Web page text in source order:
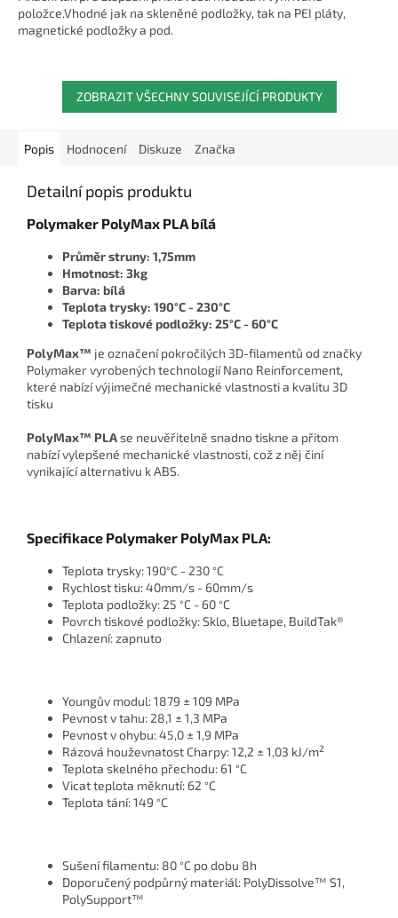
hvězdiček.
položce.Vhodné jak na skleněné podložky, tak na PEI pláty,
magnetické podložky a pod.
ZOBRAZIT VŠECHNY SOUVISEJÍCÍ PRODUKTY
Popis Hodnocení Diskuze Značka
Detailní popis produktu
Polymaker PolyMax PLA bílá
Průměr struny: 1,75mm
Hmotnost: 3kg
Barva: bílá
Teplota trysky: 190°C - 230°C
Teplota tiskové podložky: 25°C - 60°C
PolyMax™ je označení pokročilých 3D-filamentů od značky
Polymaker vyrobených technologií Nano Reinforcement,
které nabízí výjimečné mechanické vlastnosti a kvalitu 3D
tisku
PolyMax™ PLAse neuvěřitelně snadno tiskne a přitom
nabízí vylepšené mechanické vlastnosti, což z něj činí
vynikající alternativu k ABS.
Specifikace Polymaker PolyMax PLA:
Teplota trysky: 190°C - 230°C
Rychlost tisku: 40mm/s - 60mm/s
Teplota podložky: 25 °C - 60°C
Povrch tiskové podložky: Sklo, Bluetape, BuildTak®
Chlazení: zapnuto
Youngův modul: 1879 ± 109 MPa
Pevnost v tahu: 28,1 ± 1,3 MPa
Pevnost v ohybu: 45,0 ± 1,9 MPa
Rázová houževnatost Charpy: 12,2 ± 1,03 kJ/m2
Teplota skelného přechodu: 61 °C
Vicat teplota měknutí: 62 °C
Teplota tání: 149 °C
Sušení filamentu: 80°C po dobu 8h
Doporučený podpůrný materiál: PolyDissolve™ S1,
PolySupport™